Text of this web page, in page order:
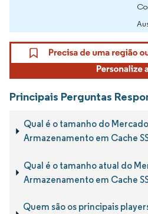
Principais Perguntas
Qual é o tamanho do
Armazenamento em Cache
Qual é o tamanho atual do
Armazenamento em Cache
Quem são os principais